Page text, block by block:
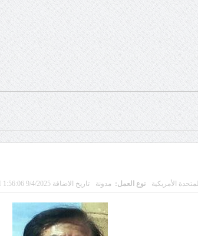
الأمريكية نوع العمل:مدونة تاريخ الاضافة 9/4/2025 1:56:06 PM